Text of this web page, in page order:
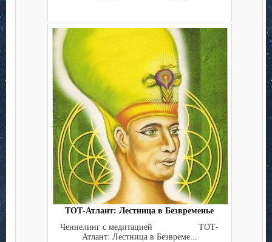
ТОТ-Атлант: Лестница в Безвременье
Ченнелинг с медитацией ТОТ-
Атлант: Лестница в Безвреме...